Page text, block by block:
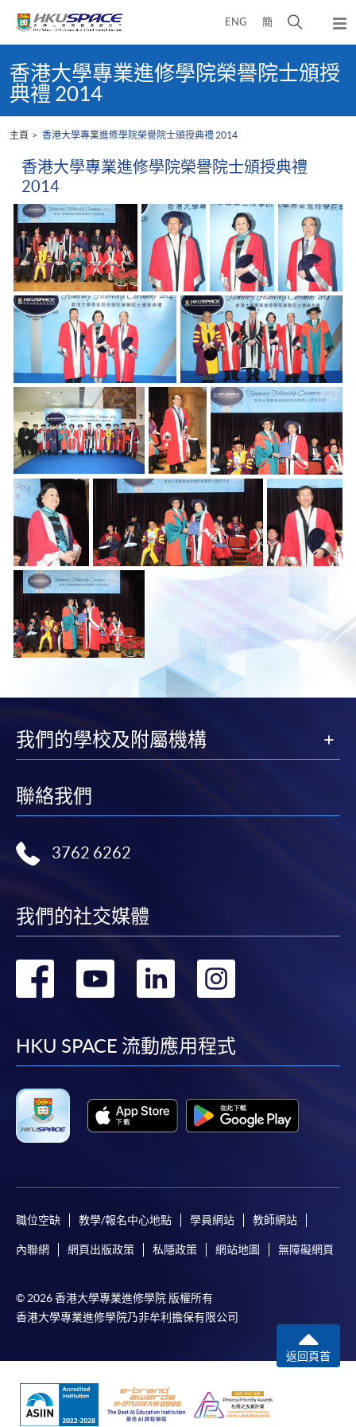
ENG 簡
開
搜
尋
面
彈
出
主
選
content
start香港大學專業進修學院榮譽院士頒授
典禮 2014
主頁 香港大學專業進修學院榮譽院士頒授典禮 2014
香港大學專業進修學院榮譽院士頒授典禮
2014
我們的學校及附屬機構
聯絡我們
3762 6262
我們的社交媒體
轉
facebook
轉
youtube
轉
linkedin
轉
HKU SPACE 流動應用程式
職位空缺 教學/報名中心地點 學員網站 教師網站
內聯網 網頁出版政策 私隱政策 網站地圖 無障礙網頁
© 2026 香港大學專業進修學院 版權所有
香港大學專業進修學院乃非牟利擔保有限公司
返回頁首